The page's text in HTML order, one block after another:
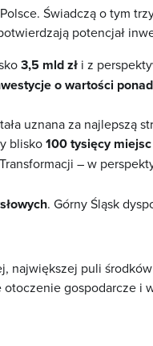
Świadczą o tym
potencjał
3,5 mld zł i z
o wartości
uznana za najlepszą
blisko100 tysięcy
– w
. Górny Śląsk
puli
gospodarcze i